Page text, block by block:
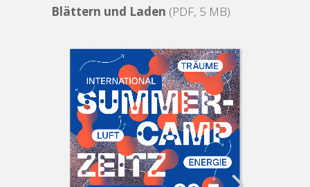
Blättern und Laden (PDF, 5 MB)